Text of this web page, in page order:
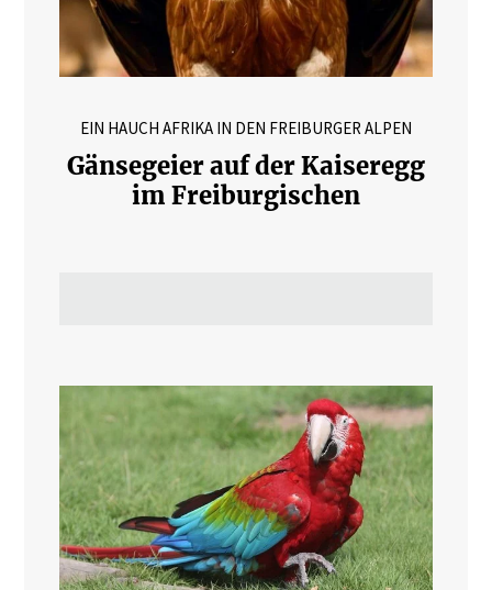
EIN HAUCH AFRIKA IN DEN FREIBURGER ALPEN
Gänsegeier auf der Kaiseregg
im Freiburgischen